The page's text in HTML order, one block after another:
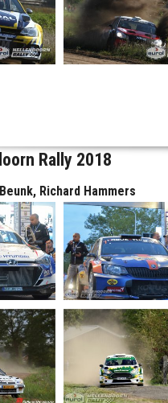
Rally 2018
Richard Hammers